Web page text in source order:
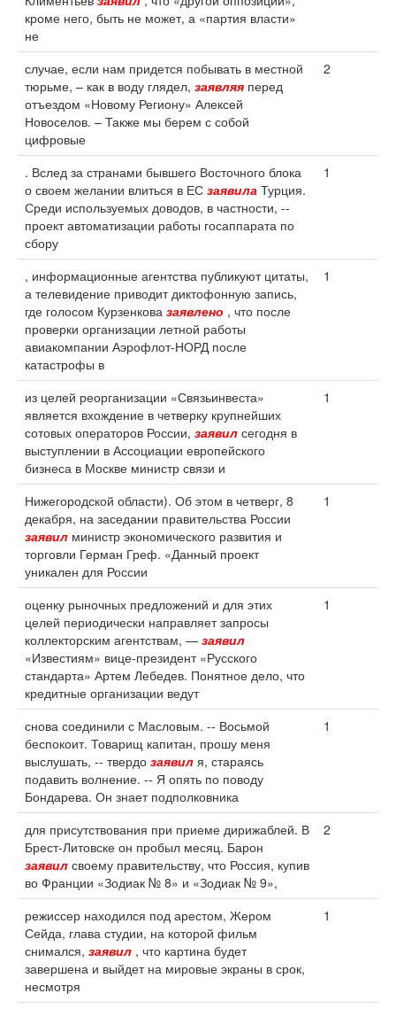
кроме него, быть не может, а «партия власти»
не
случае, если нам придется побывать в местной
тюрьме, – как в воду глядел, заявляя перед
отъездом «Новому Региону» Алексей
Новоселов. – Также мы берем с собой
цифровые
2
. Вслед за странами бывшего Восточного блока
о своем желании влиться в ЕС заявила Турция.
Среди используемых доводов, в частности, --
проект автоматизации работы госаппарата по
сбору
1
, информационные агентства публикуют цитаты,
а телевидение приводит диктофонную запись,
где голосом Курзенкова заявлено , что после
проверки организации летной работы
авиакомпании Аэрофлот-НОРД после
катастрофы в
1
из целей реорганизации «Связьинвеста»
является вхождение в четверку крупнейших
сотовых операторов России, заявил сегодня в
выступлении в Ассоциации европейского
бизнеса в Москве министр связи и
1
Нижегородской области). Об этом в четверг, 8
декабря, на заседании правительства России
заявил министр экономического развития и
торговли Герман Греф. «Данный проект
уникален для России
1
оценку рыночных предложений и для этих
целей периодически направляет запросы
коллекторским агентствам, — заявил
«Известиям» вице-президент «Русского
стандарта» Артем Лебедев. Понятное дело, что
кредитные организации ведут
1
снова соединили с Масловым. -- Восьмой
беспокоит. Товарищ капитан, прошу меня
выслушать, -- твердо заявил я, стараясь
подавить волнение. -- Я опять по поводу
Бондарева. Он знает подполковника
1
для присутствования при приеме дирижаблей. В
Брест-Литовске он пробыл месяц. Барон
заявил своему правительству, что Россия, купив
во Франции «Зодиак № 8» и «Зодиак № 9»,
2
режиссер находился под арестом, Жером
Сейда, глава студии, на которой фильм
снимался, заявил , что картина будет
завершена и выйдет на мировые экраны в срок,
несмотря
1